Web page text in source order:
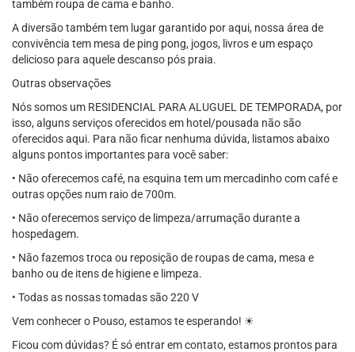
também roupa de cama e banho.
A diversão também tem lugar garantido por aqui, nossa área de
convivência tem mesa de ping pong, jogos, livros e um espaço
delicioso para aquele descanso pós praia.
Outras observações
Nós somos um RESIDENCIAL PARA ALUGUEL DE TEMPORADA, por
isso, alguns serviços oferecidos em hotel/pousada não são
oferecidos aqui. Para não ficar nenhuma dúvida, listamos abaixo
alguns pontos importantes para você saber:
• Não oferecemos café, na esquina tem um mercadinho com café e
outras opções num raio de 700m.
• Não oferecemos serviço de limpeza/arrumação durante a
hospedagem.
• Não fazemos troca ou reposição de roupas de cama, mesa e
banho ou de itens de higiene e limpeza.
• Todas as nossas tomadas são 220 V
Vem conhecer o Pouso, estamos te esperando! ☀
Ficou com dúvidas? É só entrar em contato, estamos prontos para